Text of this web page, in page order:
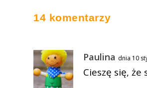
14 komentarzy
Paulina dnia 10
Cieszę się,